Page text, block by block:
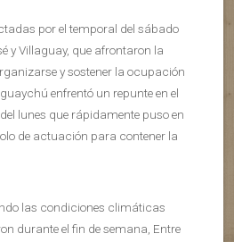
por el temporal del sábado
y Villaguay, que afrontaron la
y sostener la ocupación
enfrentó un repunte en el
lunes que rápidamente puso en
de actuación para contener la
las condiciones climáticas
durante el fin de semana, Entre